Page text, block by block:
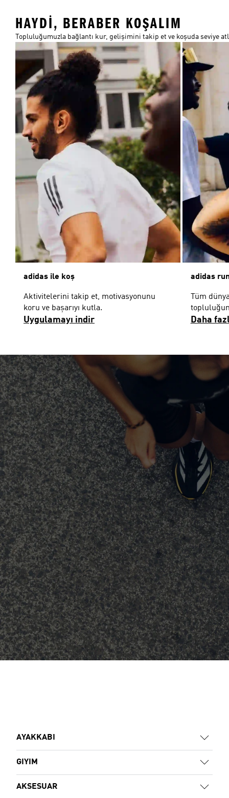
HAYDI, BERABER KOŞALIM
Topluluğumuzla bağlantı kur, gelişimini takip et ve koşuda seviye
adidas ile koş
Aktivitelerini takip et, motivasyonunu
koru ve başarıyı kutla.
Uygulamayı indir
adidas
Tüm
Daha
AYAKKABI
GIYIM
AKSESUAR